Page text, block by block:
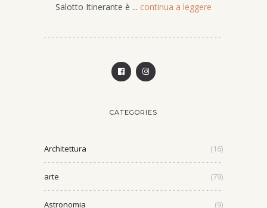
Salotto Itinerante è ... continua a leggere
CATEGORIES
Architettura (16)
arte (79)
Astronomia (9)